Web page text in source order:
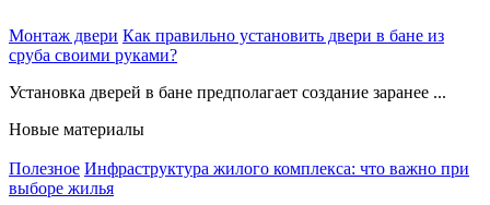
Монтаж двери Как правильно установить двери в бане из
сруба своими руками?
Установка дверей в бане предполагает создание заранее ...
Новые материалы
Полезное Инфраструктура жилого комплекса: что важно при
выборе жилья